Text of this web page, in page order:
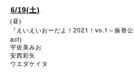
6/19(土)
(昼)
『えいえいおーだよ！ 2021 ！ vo.1 ～振替公
act)
宇佐美みお
安西彩矢
ウエダケイタ